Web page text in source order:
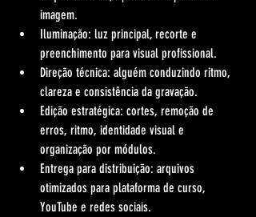
imagem.
Iluminação: luz principal, recorte e
preenchimento para visual profissional.
Direção técnica: alguém conduzindo ritmo,
clareza e consistência da gravação.
Edição estratégica: cortes, remoção de
erros, ritmo, identidade visual e
organização por módulos.
Entrega para distribuição: arquivos
otimizados para plataforma de curso,
YouTube e redes sociais.